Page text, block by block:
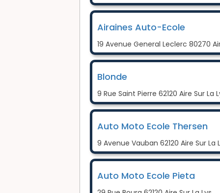
Airaines Auto-Ecole
19 Avenue General Leclerc 80270
Blonde
9 Rue Saint Pierre 62120 Aire Sur La
Auto Moto Ecole Thersen
9 Avenue Vauban 62120 Aire Sur La
Auto Moto Ecole Pieta